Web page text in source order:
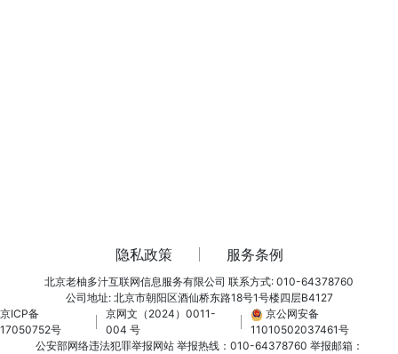
隐私政策 服务条例
北京老柚多汁互联网信息服务有限公司 联系方式: 010-64378760
公司地址: 北京市朝阳区酒仙桥东路18号1号楼四层B4127
京ICP备
17050752号
京网文（2024）0011-
004 号
京公网安备
11010502037461号
公安部网络违法犯罪举报网站 举报热线：010-64378760 举报邮箱：